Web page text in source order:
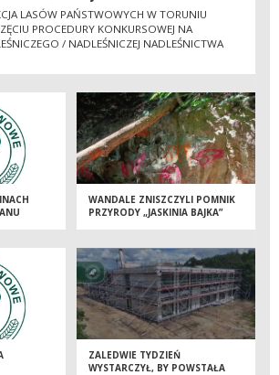
LASÓW PAŃSTWOWYCH W TORUNIU
PROCEDURY KONKURSOWEJ NA
/ NADLEŚNICZEJ NADLEŚNICTWA
WANDALE ZNISZCZYLI POMNIK
PRZYRODY „JASKINIA BAJKA”
ZALEDWIE TYDZIEŃ
WYSTARCZYŁ, BY POWSTAŁA